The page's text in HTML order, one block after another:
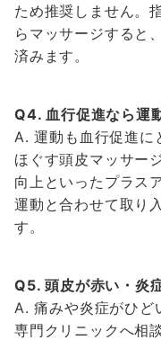
ため推奨しません。
らマッサージすると
済みます。
Q4. 血行促進なら運
A. 運動も血行促進に
ほぐす頭皮マッサー
向上といったプラス
運動と合わせて取り
す。
Q5. 頭皮が赤い・炎
A. 痛みや炎症がひど
専門クリニックへ相